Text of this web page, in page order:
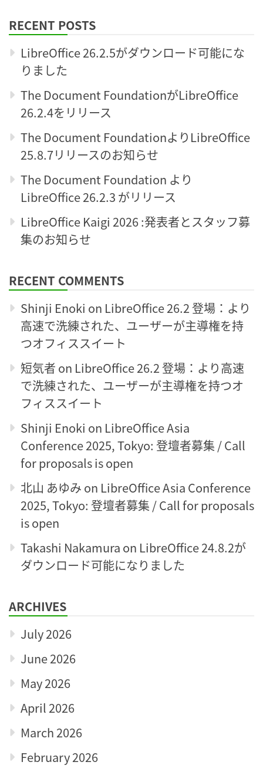
RECENT POSTS
LibreOffice 26.2.5がダウンロード可能にな
りました
The Document FoundationがLibreOffice
26.2.4をリリース
The Document FoundationよりLibreOffice
25.8.7リリースのお知らせ
The Document Foundation より
LibreOffice 26.2.3 がリリース
LibreOffice Kaigi 2026 :発表者とスタッフ募
集のお知らせ
RECENT COMMENTS
Shinji Enoki on LibreOffice 26.2 登場：より
高速で洗練された、ユーザーが主導権を持
つオフィススイート
短気者 on LibreOffice 26.2 登場：より高速
で洗練された、ユーザーが主導権を持つオ
フィススイート
Shinji Enoki on LibreOffice Asia
Conference 2025, Tokyo: 登壇者募集 / Call
for proposals is open
北山 あゆみ on LibreOffice Asia Conference
2025, Tokyo: 登壇者募集 / Call for proposals
is open
Takashi Nakamura on LibreOffice 24.8.2が
ダウンロード可能になりました
ARCHIVES
July 2026
June 2026
May 2026
April 2026
March 2026
February 2026